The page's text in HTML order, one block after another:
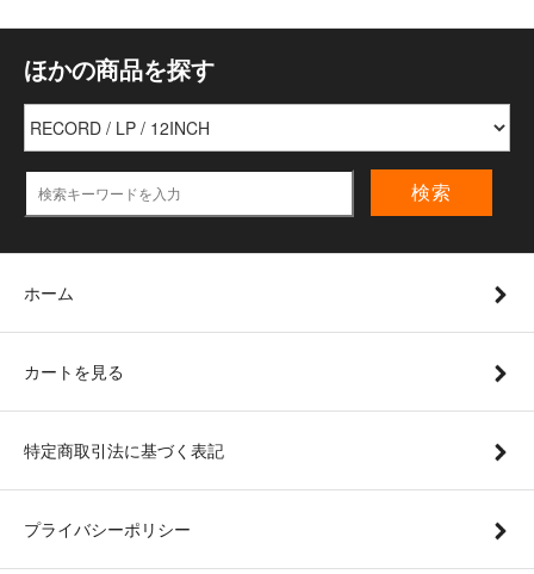
ほかの商品を探す
検索
ホーム
カートを見る
特定商取引法に基づく表記
プライバシーポリシー